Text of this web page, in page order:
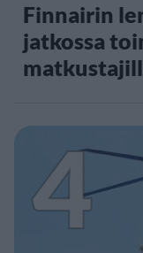
Finnairin
jatkossa
4